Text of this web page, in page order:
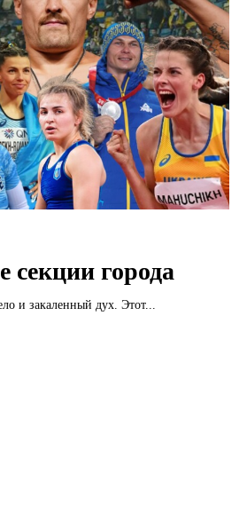
секции города
и закаленный дух. Этот...